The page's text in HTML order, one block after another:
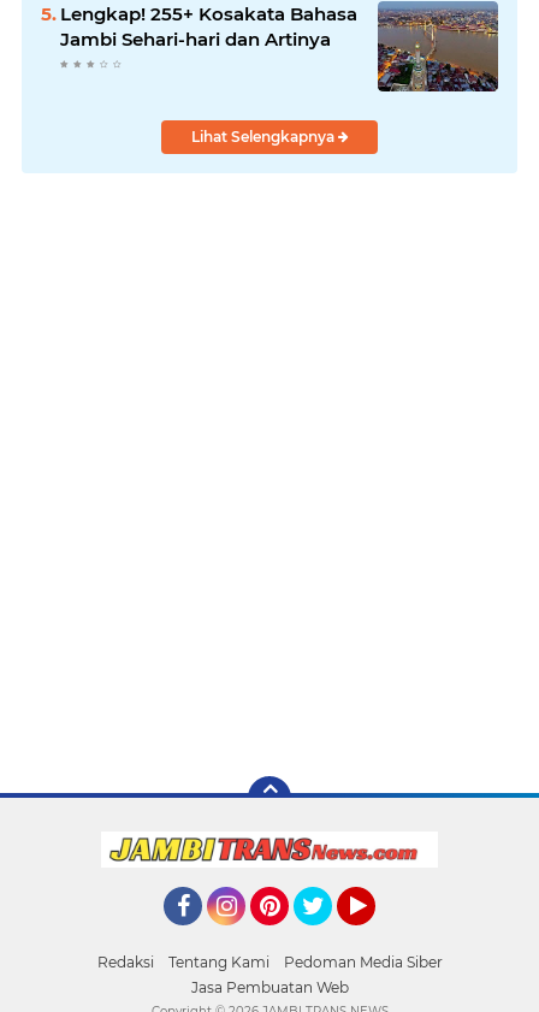
Lengkap! 255+ Kosakata Bahasa
Jambi Sehari-hari dan Artinya
Lihat Selengkapnya
Redaksi Tentang Kami
Pedoman Media Siber
Jasa Pembuatan Web